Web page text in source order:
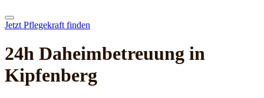
Jetzt Pflegekraft finden
24h Daheim­betreuung in
Kipfenberg